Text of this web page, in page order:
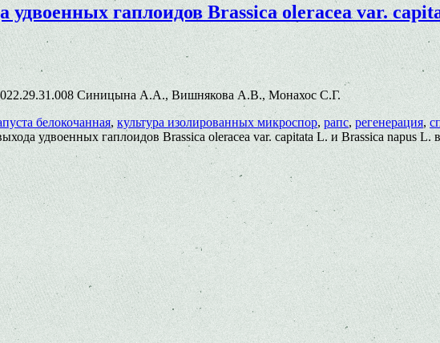
удвоенных гаплоидов Brassica oleracea var.
Синицына А.А., Вишнякова А.В., Монахос С.Г.
белокочанная, культура изолированных микроспор, рапс,регенерация,
удвоенных гаплоидов Brassica oleracea var. capitata L. и Brassica napus